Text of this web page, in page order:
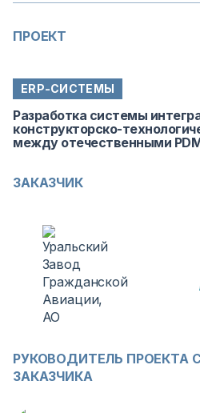
ПРОЕКТ
ERP-СИСТЕМЫ
Разработка системы
конструкторско-
между отечественными
ЗАКАЗЧИК
РУКОВОДИТЕЛЬ ПРОЕКТА
ЗАКАЗЧИКА